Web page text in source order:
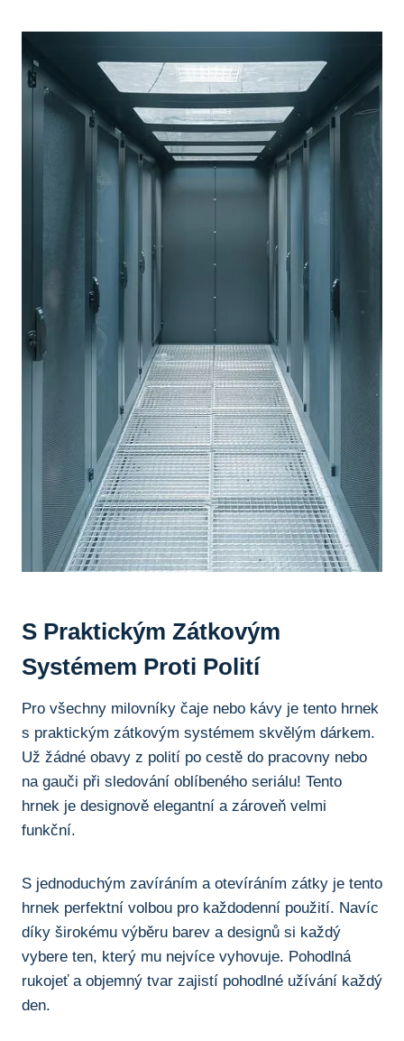
S Praktickým Zátkovým
Systémem Proti Polití
Pro všechny ⁣milovníky čaje nebo kávy je tento hrnek⁤
s ⁤praktickým zátkovým systémem skvělým ​dárkem.
Už⁤ žádné ​obavy ‍z polití po cestě do pracovny nebo
⁣na gauči při sledování oblíbeného seriálu! Tento‌
hrnek ⁣je designově elegantní a zároveň velmi
funkční.
S‌ jednoduchým zavíráním a otevíráním zátky je tento
hrnek perfektní volbou pro⁤ každodenní použití. Navíc⁣
díky širokému ⁣výběru barev ‍a designů si každý
vybere ⁤ten, ‌který mu nejvíce vyhovuje. Pohodlná
rukojeť a objemný tvar zajistí pohodlné užívání ⁢každý
den.